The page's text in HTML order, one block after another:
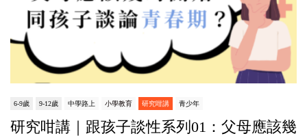
6-9歲 9-12歲 中學路上 小學教育 研究咁講 青少年
研究咁講｜跟孩子談性系列01：父母應該幾